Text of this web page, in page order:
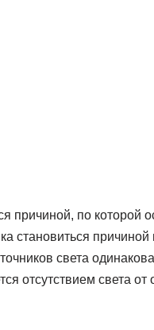
причиной, по которой
становиться причиной
света
отсутствием света от